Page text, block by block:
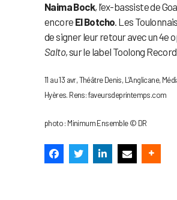
Naima Bock, l’ex-bassiste de
encore El Botcho . Les
de signer leur retour avec un 4e
Salto, sur le label Toolong
11 au 13 avr, Théâtre Denis, L’Anglicane,
Hyères. Rens: faveursdeprintemps.com
photo : Minimum Ensemble © DR